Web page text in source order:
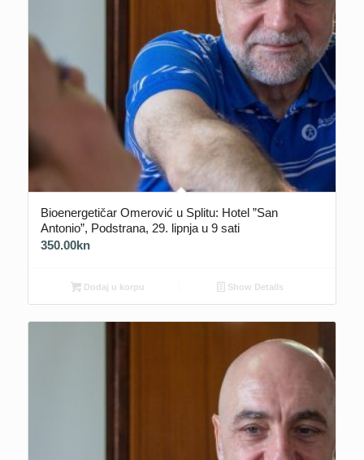
Bioenergetičar Omerović u Splitu: Hotel ”San
Antonio”, Podstrana, 29. lipnja u 9 sati
350.00kn
Dodaj u korpu Show Details